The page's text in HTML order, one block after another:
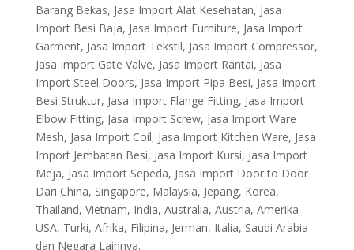
Barang Bekas, Jasa Import Alat Kesehatan, Jasa
Import Besi Baja, Jasa Import Furniture, Jasa Import
Garment, Jasa Import Tekstil, Jasa Import Compressor,
Jasa Import Gate Valve, Jasa Import Rantai, Jasa
Import Steel Doors, Jasa Import Pipa Besi, Jasa Import
Besi Struktur, Jasa Import Flange Fitting, Jasa Import
Elbow Fitting, Jasa Import Screw, Jasa Import Ware
Mesh, Jasa Import Coil, Jasa Import Kitchen Ware, Jasa
Import Jembatan Besi, Jasa Import Kursi, Jasa Import
Meja, Jasa Import Sepeda, Jasa Import Door to Door
Dari China, Singapore, Malaysia, Jepang, Korea,
Thailand, Vietnam, India, Australia, Austria, Amerika
USA, Turki, Afrika, Filipina, Jerman, Italia, Saudi Arabia
dan Negara Lainnya.